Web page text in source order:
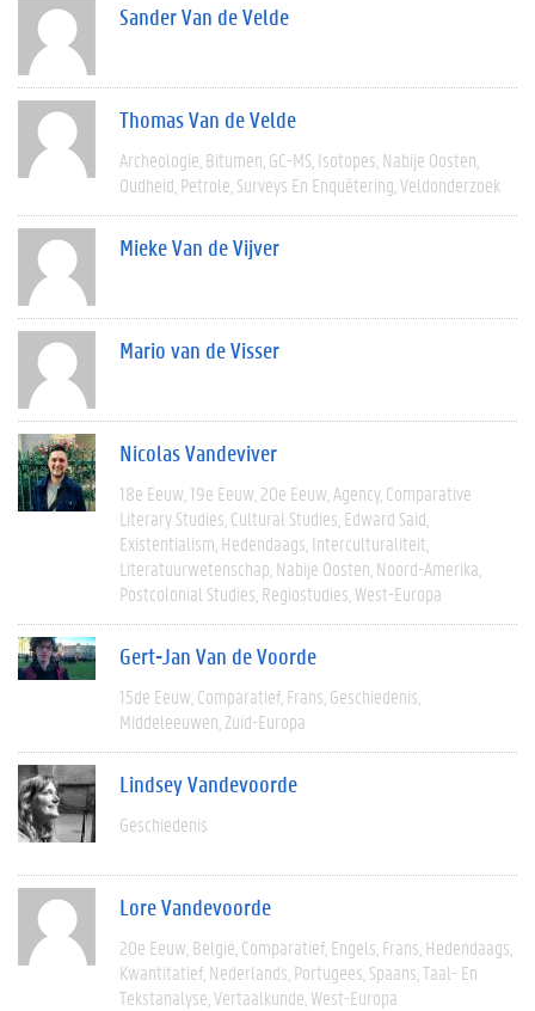
Sander Van de Velde
Thomas Van de Velde
Archeologie Bitumen GC-MS Isotopes Nabije Oosten
Oudheid Petrole Surveys En Enquêtering Veldonderzoek
Mieke Van de Vijver
Mario van de Visser
Nicolas Vandeviver
18e Eeuw 19e Eeuw 20e Eeuw Agency Comparative
Literary Studies Cultural Studies Edward Said
Existentialism Hedendaags Interculturaliteit
Literatuurwetenschap Nabije Oosten Noord-Amerika
Postcolonial Studies Regiostudies West-Europa
Gert-Jan Van de Voorde
15de Eeuw Comparatief Frans Geschiedenis
Middeleeuwen Zuid-Europa
Lindsey Vandevoorde
Geschiedenis
Lore Vandevoorde
20e Eeuw België Comparatief Engels Frans Hedendaags
Kwantitatief Nederlands Portugees Spaans Taal- En
Tekstanalyse Vertaalkunde West-Europa